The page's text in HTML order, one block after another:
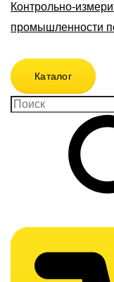
Контрольно-
промышленности
Каталог